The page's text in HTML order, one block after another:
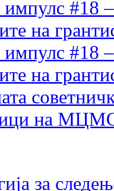
импулс #18
на
импулс #18
на
на МЦМС
за